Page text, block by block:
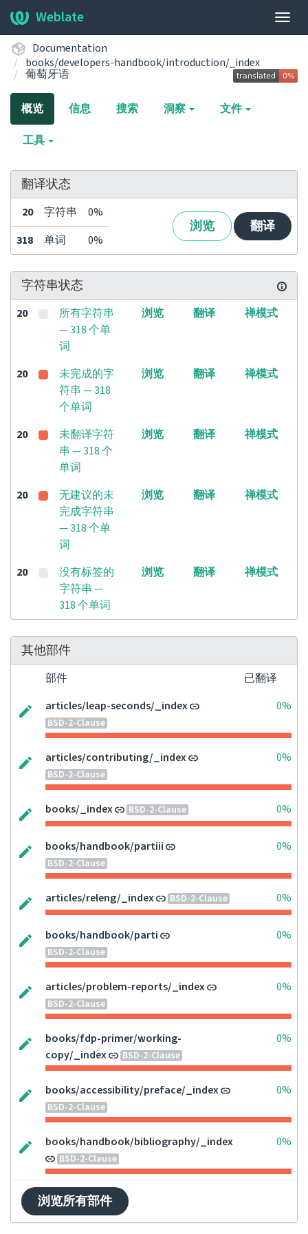
展
开/
起
导
Weblate
Documentation
books/developers-handbook/introduction/_index
葡萄牙语
概览 信息 搜索 洞察 文件
工具
翻译状态
20 字符串 0%
浏览 翻译
318 单词 0%
字符串状态
20
所有字符串
— 318 个单
词
浏览 翻译 禅模式
20
未完成的字
符串 — 318
个单词
浏览 翻译 禅模式
20
未翻译字符
串 — 318 个
单词
浏览 翻译 禅模式
20
无建议的未
完成字符串
— 318 个单
词
浏览 翻译 禅模式
20
没有标签的
字符串 —
318 个单词
浏览 翻译 禅模式
其他部件
部件
已翻译
articles/leap-seconds/_index
BSD-2-Clause
0%
articles/contributing/_index
BSD-2-Clause
0%
books/_index BSD-2-Clause 0%
books/handbook/partiii
BSD-2-Clause
0%
articles/releng/_index BSD-2-Clause 0%
books/handbook/parti
BSD-2-Clause
0%
articles/problem-reports/_index
BSD-2-Clause
0%
books/fdp-primer/working-
copy/_index
BSD-2-Clause
0%
books/accessibility/preface/_index
BSD-2-Clause
0%
books/handbook/bibliography/_index
BSD-2-Clause
0%
浏览所有部件